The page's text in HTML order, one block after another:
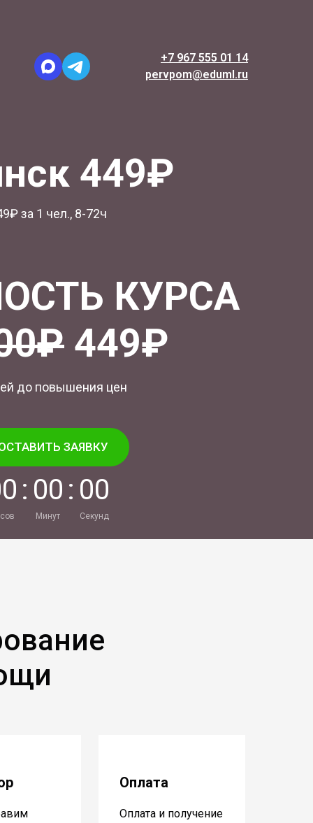
+7 967 555 01 14
pervpom@eduml.ru
449₽
за 1 чел., 8-72ч
КУРСА
449₽
до повышения цен
ЗАЯВКУ
0 : 00
Минут
: 00
Секунд
Оплата
Оплата и получение